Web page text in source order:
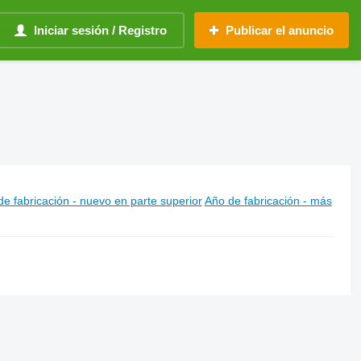
Iniciar sesión / Registro Publicar el anuncio
fabricación - nuevo en parte superior Año de fabricación - más